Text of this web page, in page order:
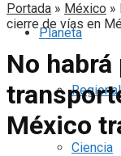
Planeta
Ciencia
Portada » México »
cierre de vías en
No
México